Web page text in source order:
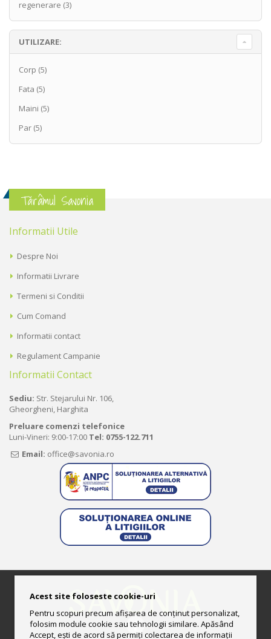
regenerare (3)
UTILIZARE:
Corp (5)
Fata (5)
Maini (5)
Par (5)
Tărâmul Savonia
Informatii Utile
Despre Noi
Informatii Livrare
Termeni si Conditii
Cum Comand
Informatii contact
Regulament Campanie
Informatii Contact
Sediu: Str. Stejarului Nr. 106,
Gheorgheni, Harghita
Preluare comenzi telefonice
Luni-Vineri: 9:00-17:00 Tel: 0755-122.711
Email: office@savonia.ro
Acest site foloseste cookie-uri
Pentru scopuri precum afișarea de conținut personalizat,
folosim module cookie sau tehnologii similare. Apăsând
Accept, ești de acord să permiți colectarea de informații